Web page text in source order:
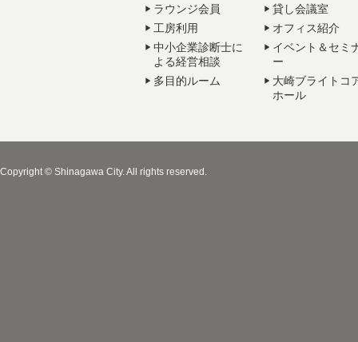
ラウンジ会員
工房利用
中小企業診断士に
よる経営相談
多目的ルーム
貸し会議室
オフィス紹介
イベント＆セミ
ー
大崎ブライトコ
ホール
Copyright © Shinagawa City. All rights reserved.